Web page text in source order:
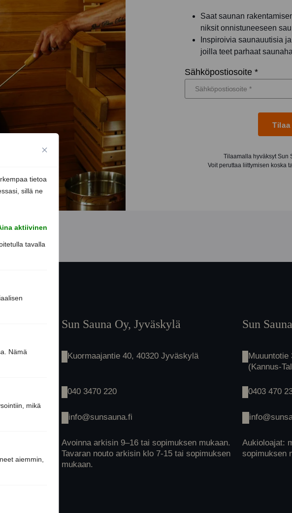
tietoa
sillä ne
aktiivinen
tavalla
Nämä
mikä
aiemmin,
Saat saunan
niksit onnistuneeseen
Inspiroivia saunauutisia
joilla teet parhaat
Sähköpostiosoite *
Tilaamalla hyväksyt Sun
Voit peruttaa liittymisen koska
Sun Sauna Oy, Jyväskylä
Kuormaajantie 40, 40320 Jyväskylä
040 3470 220
info@sunsauna.fi
Avoinna arkisin 9–16 tai sopimuksen mukaan.
Tavaran nouto arkisin klo 7-15 tai sopimuksen
mukaan.
Sun
Muuuntotie
(Kannus-
0403 470
Aukioloajat:
sopimuksen